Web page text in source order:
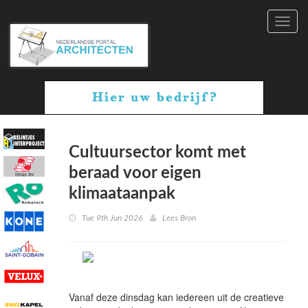
Cultuursector komt met
beraad voor eigen
klimaataanpak
Tue 9th Jun 2026 Lees Bron
Vanaf deze dinsdag kan iedereen uit de creatieve